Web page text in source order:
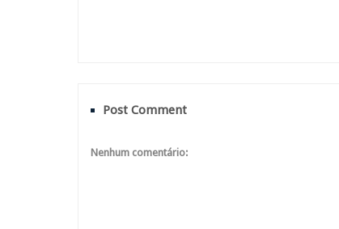
Post Comment
Nenhum comentário: